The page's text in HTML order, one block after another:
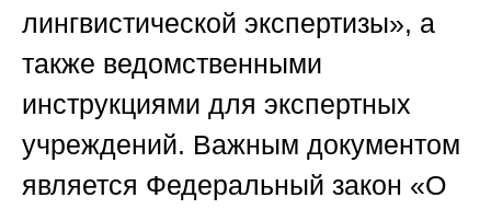
лингвистической экспертизы», а
также ведомственными
инструкциями для экспертных
учреждений. Важным документом
является Федеральный закон «О